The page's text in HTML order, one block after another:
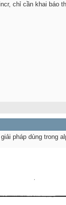
chỉ cần khai báo
pháp dùng trong